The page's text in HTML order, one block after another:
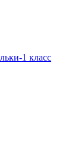
1 класс